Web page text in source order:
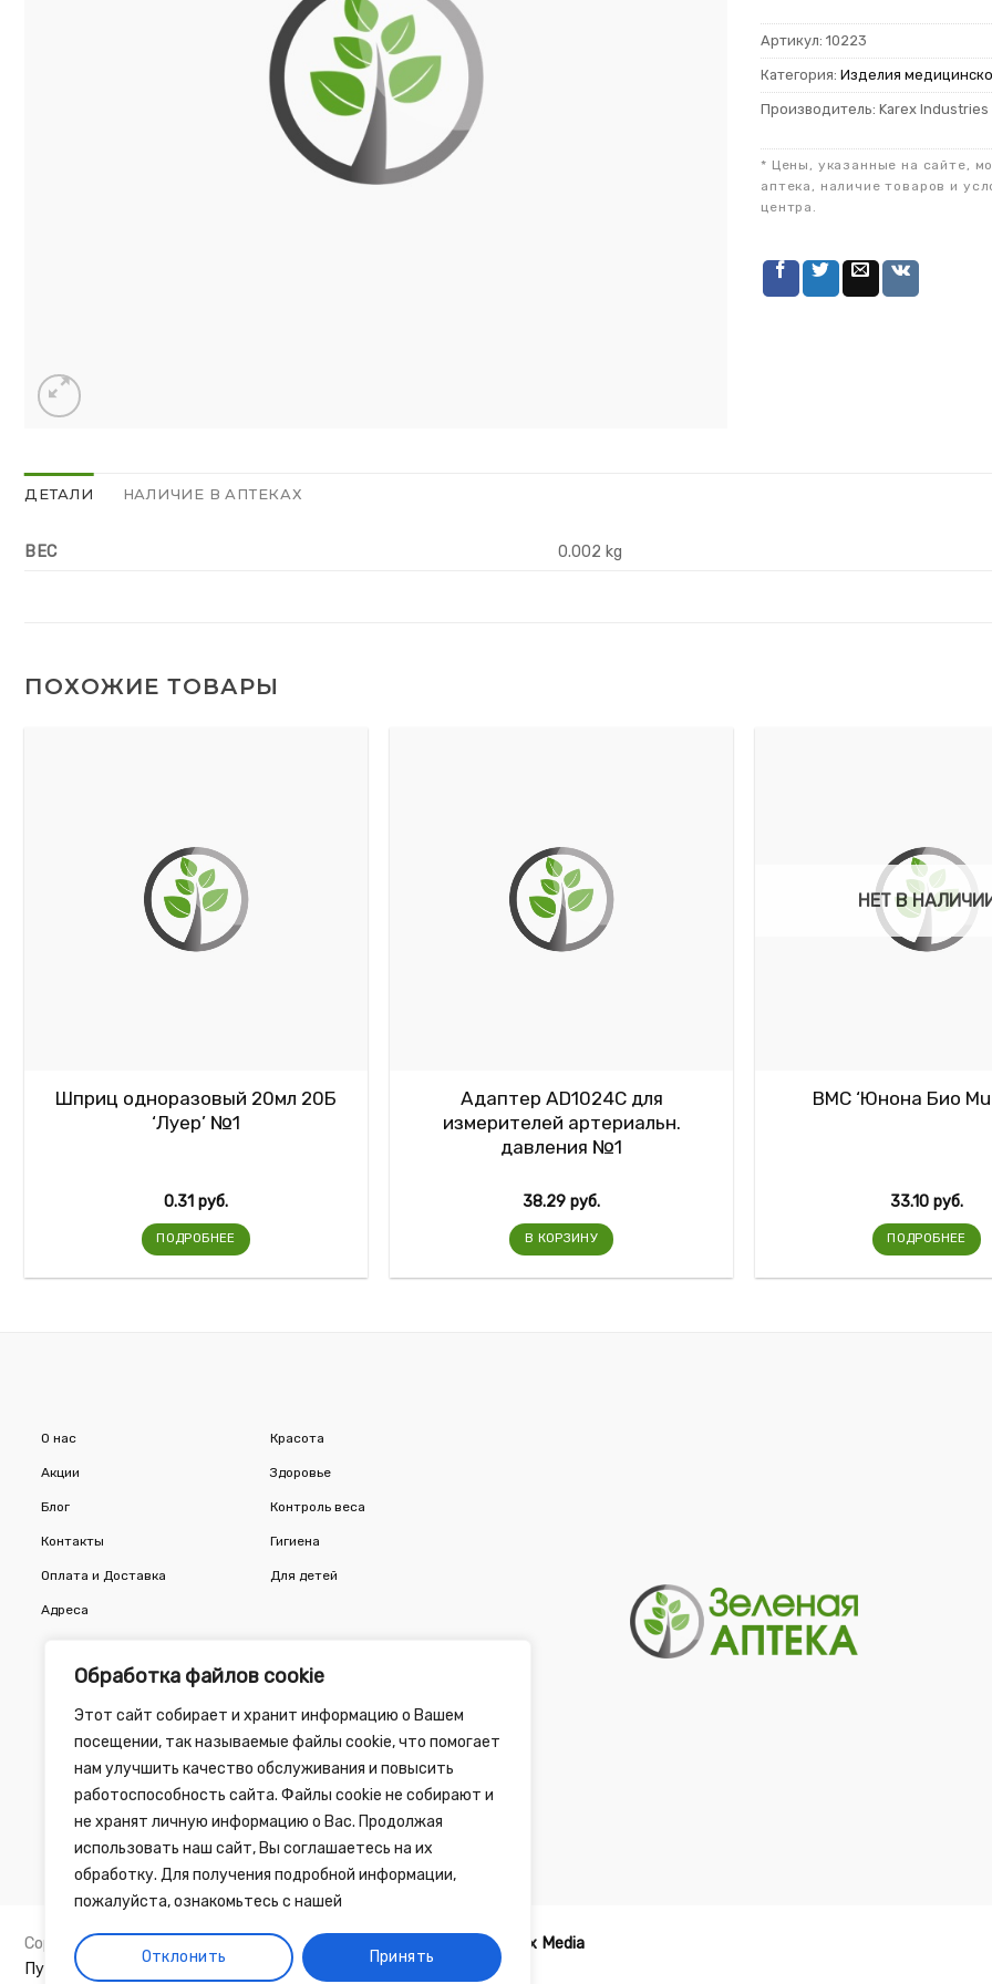
Обработка файлов cookie
Этот сайт собирает и хранит информацию о Вашем
посещении, так называемые файлы cookie, что помогает
нам улучшить качество обслуживания и повысить
работоспособность сайта. Файлы cookie не собирают и
не хранят личную информацию о Вас. Продолжая
использовать наш сайт, Вы соглашаетесь на их
обработку. Для получения подробной информации,
пожалуйста, ознакомьтесь с нашей
Отклонить Принять
Артикул: 10223
Категория: Изделия
Производитель: Karex Industries
* Цены, указанные на сайте,
аптека, наличие товаров и
центра.
ДЕТАЛИ НАЛИЧИЕ В АПТЕКАХ
ВЕС 0.002 kg
ПОХОЖИЕ ТОВАРЫ
Шприц одноразовый 20мл 20Б
‘Луер’ №1
0.31 руб.
ПОДРОБНЕЕ
Адаптер AD1024C для
измерителей артериальн.
давления №1
38.29 руб.
В КОРЗИНУ
НЕТ В
ВМС ‘Юнона Био
33.10 руб.
ПОДРОБНЕЕ
О нас
Акции
Блог
Контакты
Оплата и Доставка
Адреса
Красота
Здоровье
Контроль веса
Гигиена
Для детей
Copyright 2010 - 2026 © Зелёная Аптека , разработка сайта -Tirex Media
Публичный договор